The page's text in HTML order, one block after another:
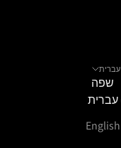
עברית
שפה
עברית
English